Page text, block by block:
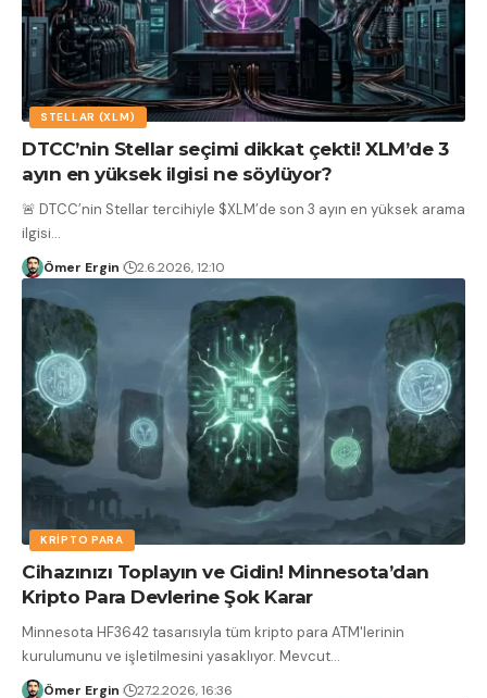
STELLAR (XLM)
DTCC’nin Stellar seçimi dikkat çekti! XLM’de 3
ayın en yüksek ilgisi ne söylüyor?
🚨 DTCC’nin Stellar tercihiyle $XLM’de son 3 ayın en yüksek arama
ilgisi…
Ömer Ergin 2.6.2026, 12:10
KRIPTO PARA
Cihazınızı Toplayın ve Gidin! Minnesota’dan
Kripto Para Devlerine Şok Karar
Minnesota HF3642 tasarısıyla tüm kripto para ATM'lerinin
kurulumunu ve işletilmesini yasaklıyor. Mevcut…
Ömer Ergin 27.2.2026, 16:36